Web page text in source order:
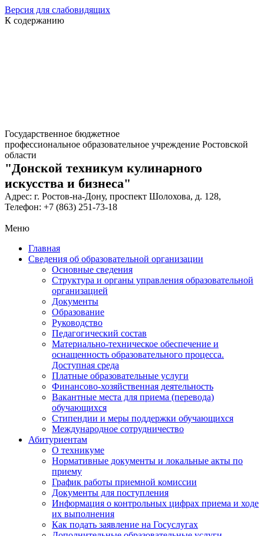
Версия для слабовидящих
К содержанию
Государственное бюджетное
профессиональное образовательное учреждение Ростовской
области
"Донской техникум кулинарного
искусства и бизнеса"
Адрес: г. Ростов-на-Дону, проспект Шолохова, д. 128,
Телефон: +7 (863) 251-73-18
Меню
Главная
Сведения об образовательной организации
Основные сведения
Структура и органы управления образовательной
организацией
Документы
Образование
Руководство
Педагогический состав
Материально-техническое обеспечение и
оснащенность образовательного процесса.
Доступная среда
Платные образовательные услуги
Финансово-хозяйственная деятельность
Вакантные места для приема (перевода)
обучающихся
Стипендии и меры поддержки обучающихся
Международное сотрудничество
Абитуриентам
О техникуме
Нормативные документы и локальные акты по
приему
График работы приемной комиссии
Документы для поступления
Информация о контрольных цифрах приема и ходе
их выполнения
Как подать заявление на Госуслугах